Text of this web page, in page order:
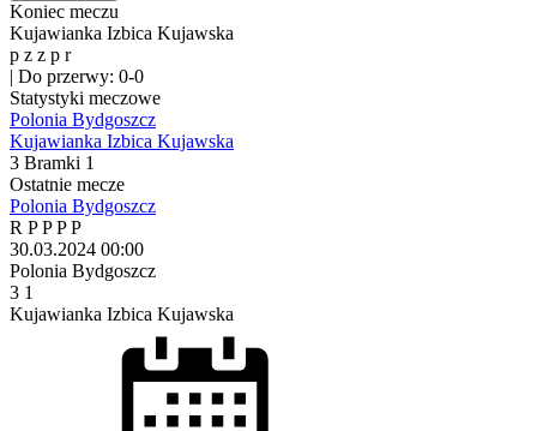
Koniec meczu
Kujawianka Izbica Kujawska
p z z p r
| Do przerwy: 0-0
Statystyki meczowe
Polonia Bydgoszcz
Kujawianka Izbica Kujawska
3 Bramki 1
Ostatnie mecze
Polonia Bydgoszcz
R PPPP
30.03.2024 00:00
Polonia Bydgoszcz
3 1
Kujawianka Izbica Kujawska